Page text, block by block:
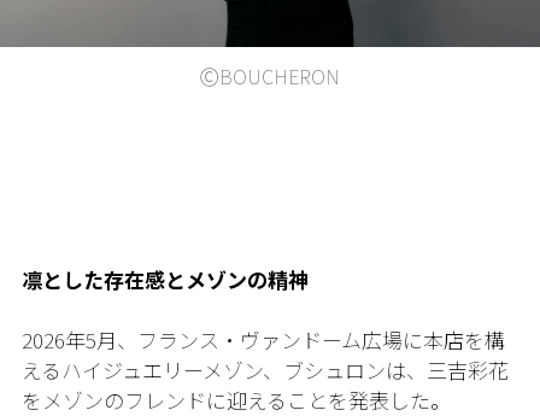
ⒸBOUCHERON
凛とした存在感とメゾンの精神
2026年5月、フランス・ヴァンドーム広場に本店を構
えるハイジュエリーメゾン、ブシュロンは、三吉彩花
をメゾンのフレンドに迎えることを発表した。